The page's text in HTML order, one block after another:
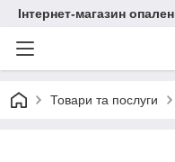
Інтернет-магазин
Товари та послуги